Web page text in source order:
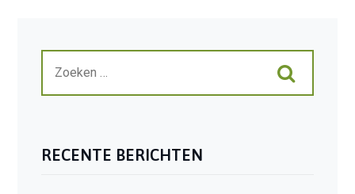
RECENTE BERICHTEN